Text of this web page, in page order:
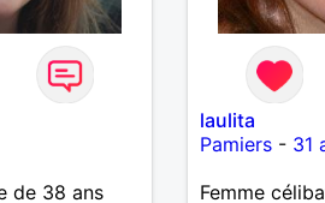
de 38 ans
laulita
Pamiers - 31
Femme